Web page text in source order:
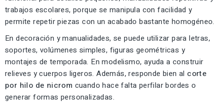
trabajos escolares, porque se manipula con facilidad y
permite repetir piezas con un acabado bastante homogéneo.
En decoración y manualidades, se puede utilizar para letras,
soportes, volúmenes simples, figuras geométricas y
montajes de temporada. En modelismo, ayuda a construir
relieves y cuerpos ligeros. Además, responde bien al corte
por hilo de nicrom cuando hace falta perfilar bordes o
generar formas personalizadas.